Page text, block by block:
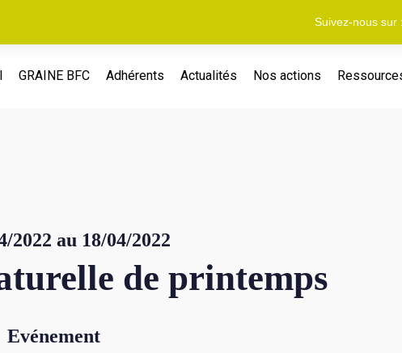
Suivez-nous sur :
GRAINE BFC Adhérents Actualités Nos actions
2022 au 18/04/2022
de printemps
Evénement